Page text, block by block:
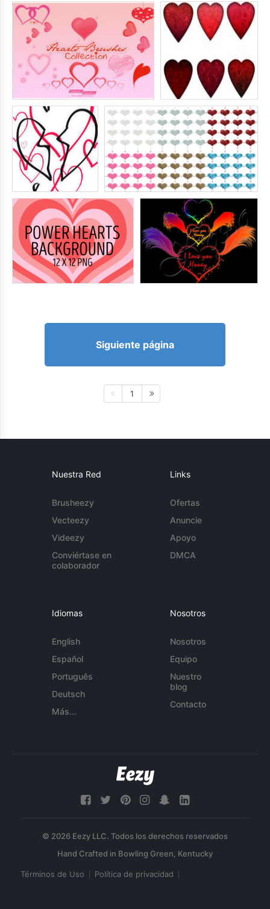
Siguiente página
1
Nuestra Red
Brusheezy
Vecteezy
Videezy
Conviértase en
colaborador
Links
Ofertas
Anuncie
Apoyo
DMCA
Idiomas
English
Español
Português
Deutsch
Más...
Nosotros
Nosotros
Equipo
Nuestro
blog
Contacto
© 2026 Eezy LLC. Todos los derechos reservados
Términos de Uso Política de privacidad